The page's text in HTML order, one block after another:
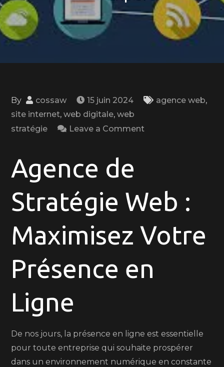
By cossaw 15 juin 2024 agence web,
site internet,web digitale,web
stratégie
Leave a Comment
Ligne
avec
une
Agence
Stratégie
Agence de
Stratégie Web :
Maximisez Votre
Présence en
Ligne
De nos jours, la présence en ligne est essentielle
pour toute entreprise qui souhaite prospérer
dans un environnement numérique en constante